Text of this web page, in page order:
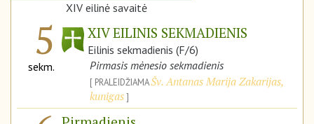
XIV eilinė savaitė
5
sekm.
XIV EILINIS SEKMADIENIS
Eilinis sekmadienis (F/6)
Pirmasis mėnesio sekmadienis
PRALEIDŽIAMAŠv. Antanas Marija Zakarijas,
kunigas